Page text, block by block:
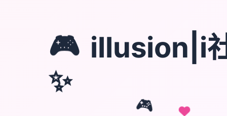
🎮
🎮 illusion|i
✨